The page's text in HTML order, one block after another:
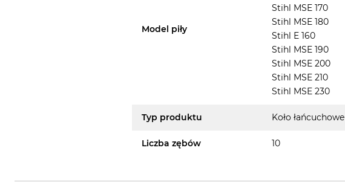
Model piły
Stihl MSE 170
Stihl MSE 180
Stihl E 160
Stihl MSE 190
Stihl MSE 200
Stihl MSE 210
Stihl MSE 230
Typ produktu Koło łańcuchowe
Liczba zębów 10